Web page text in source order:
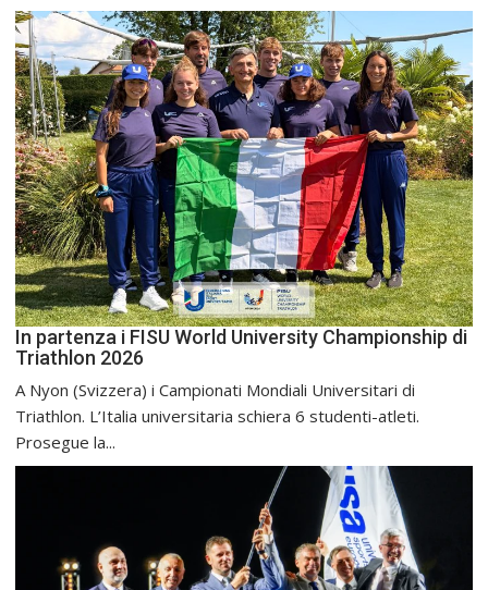
In partenza i FISU World University Championship di
Triathlon 2026
A Nyon (Svizzera) i Campionati Mondiali Universitari di
Triathlon. L’Italia universitaria schiera 6 studenti-atleti.
Prosegue la...